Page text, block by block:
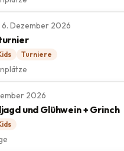
6. Dezember 2026
Turniere
2026
und Glühwein + Grinch